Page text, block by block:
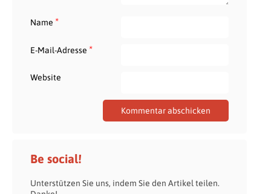
Name *
E-Mail-Adresse *
Website
Be social!
Unterstützen Sie uns, indem Sie den Artikel teilen.